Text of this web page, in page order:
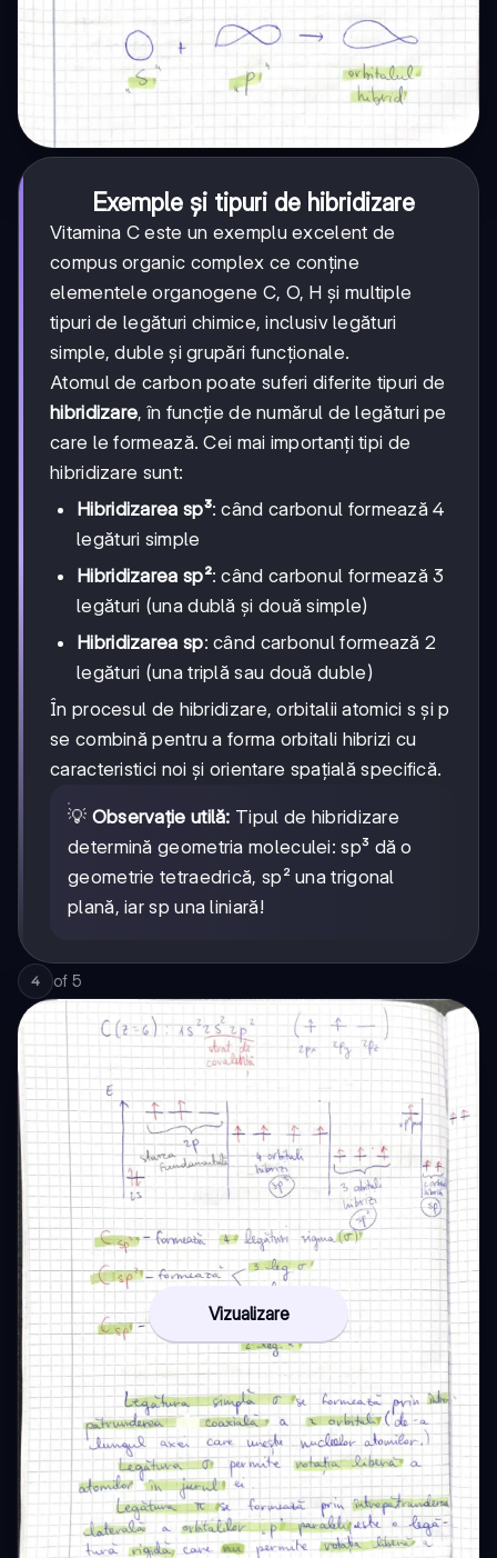
Exemple și tipuri de hibridizare
Vitamina C este un exemplu excelent de
compus organic complex ce conține
elementele organogene C, O, H și multiple
tipuri de legături chimice, inclusiv legături
simple, duble și grupări funcționale.
Atomul de carbon poate suferi diferite tipuri de
hibridizare, în funcție de numărul de legături pe
care le formează. Cei mai importanți tipi de
hibridizare sunt:
Hibridizarea sp³: când carbonul formează 4
legături simple
Hibridizarea sp²: când carbonul formează 3
legături (una dublă și două simple)
Hibridizarea sp: când carbonul formează 2
legături (una triplă sau două duble)
În procesul de hibridizare, orbitalii atomici s și p
se combină pentru a forma orbitali hibrizi cu
caracteristici noi și orientare spațială specifică.
💡 Observație utilă: Tipul de hibridizare
determină geometria moleculei: sp³ dă o
geometrie tetraedrică, sp² una trigonal
plană, iar sp una liniară!
4 of 5
Vizualizare